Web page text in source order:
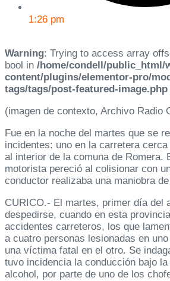
1:26 pm
Warning: Trying to access array
bool in /home/condell/public_html/
content/plugins/elementor-pro/
tags/tags/post-featured-image.php
(imagen de contexto, Archivo Radio
Fue en la noche del martes que se
incidentes: uno en la carretera
al interior de la comuna de Romera.
motorista pereció al colisionar con
conductor realizaba una maniobra
CURICO.- El martes, primer día del
despedirse, cuando en esta
accidentes carreteros, los que
a cuatro personas lesionadas en
una víctima fatal en el otro. Se
tuvo incidencia la conducción bajo
alcohol, por parte de uno de los